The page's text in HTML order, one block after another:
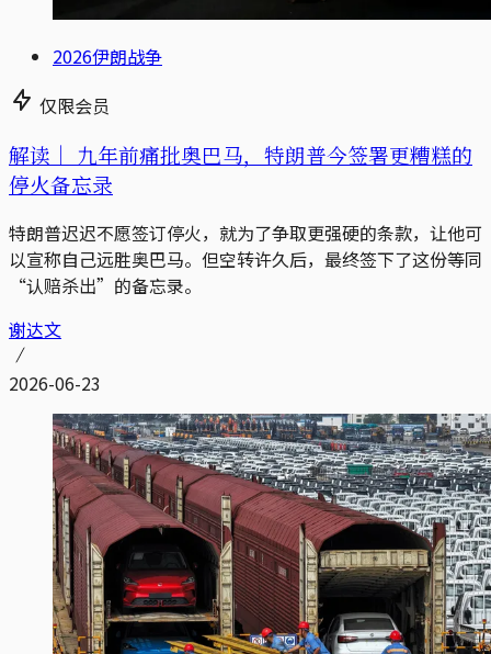
2026伊朗战争
仅限会员
解读｜ 九年前痛批奥巴马，特朗普今签署更糟糕的
停火备忘录
特朗普迟迟不愿签订停火，就为了争取更强硬的条款，让他可
以宣称自己远胜奥巴马。但空转许久后，最终签下了这份等同
“认赔杀出”的备忘录。
谢达文
2026-06-23